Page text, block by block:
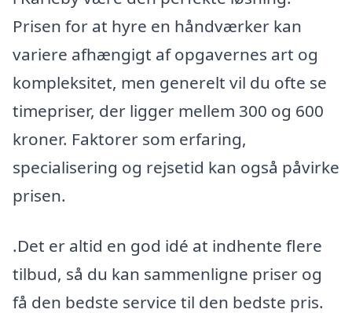
Prisen for at hyre en håndværker kan
variere afhængigt af opgavernes art og
kompleksitet, men generelt vil du ofte se
timepriser, der ligger mellem 300 og 600
kroner. Faktorer som erfaring,
specialisering og rejsetid kan også påvirke
prisen.
.Det er altid en god idé at indhente flere
tilbud, så du kan sammenligne priser og
få den bedste service til den bedste pris.